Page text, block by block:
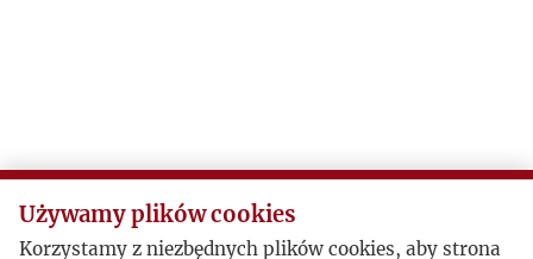
Używamy plików cookies
Korzystamy z niezbędnych plików cookies, aby strona